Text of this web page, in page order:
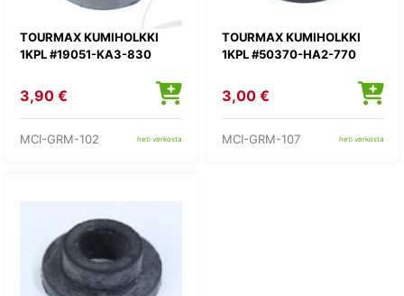
TOURMAX KUMIHOLKKI
1KPL #19051-KA3-830
3,90 €
MCI-GRM-102 heti verkosta
TOURMAX KUMIHOLKKI
1KPL #50370-HA2-770
3,00 €
MCI-GRM-107 heti verkosta